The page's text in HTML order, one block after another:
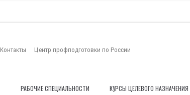
Контакты Центр профподготовки по России
РАБОЧИЕ СПЕЦИАЛЬНОСТИ КУРСЫ ЦЕЛЕВОГО НАЗНАЧЕНИЯ